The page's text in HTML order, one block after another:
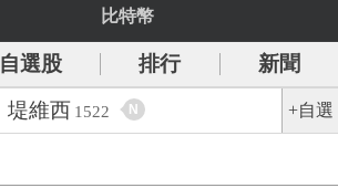
比特幣
自選股 排行
新聞
堤維西 1522 N +自選